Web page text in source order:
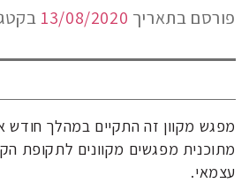
פורסם בתאריך 13/08/2020
מתוכנית מפגשים מקוונים לתקופת
עצמאי.